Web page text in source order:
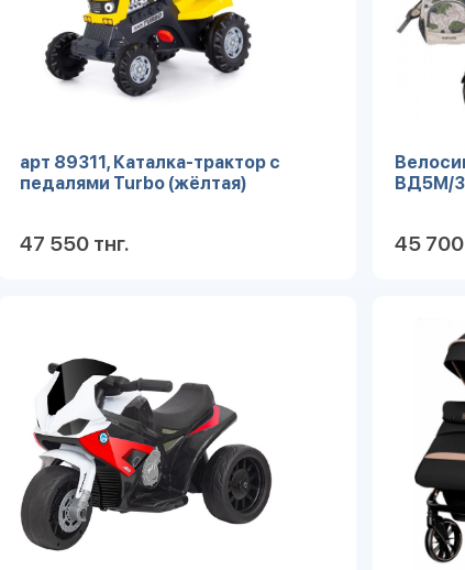
арт 89311, Каталка-трактор с
педалями Turbo (жёлтая)
47 550 тнг.
ВД5М/3
45 700